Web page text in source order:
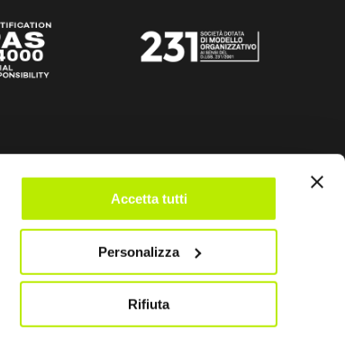
Accetta tutti
Personalizza
Rifiuta